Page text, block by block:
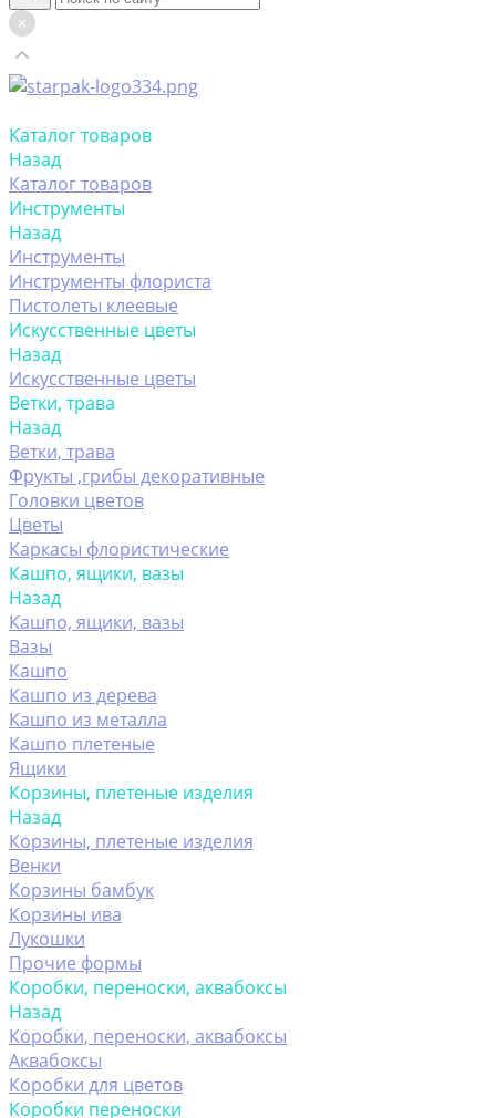
Каталог товаров
Назад
Каталог товаров
Инструменты
Назад
Инструменты
Инструменты флориста
Пистолеты клеевые
Искусственные цветы
Назад
Искусственные цветы
Ветки, трава
Назад
Ветки, трава
Фрукты ,грибы декоративные
Головки цветов
Цветы
Каркасы флористические
Кашпо, ящики, вазы
Назад
Кашпо, ящики, вазы
Вазы
Кашпо
Кашпо из дерева
Кашпо из металла
Кашпо плетеные
Ящики
Корзины, плетеные изделия
Назад
Корзины, плетеные изделия
Венки
Корзины бамбук
Корзины ива
Лукошки
Прочие формы
Коробки, переноски, аквабоксы
Назад
Коробки, переноски, аквабоксы
Аквабоксы
Коробки для цветов
Коробки переноски